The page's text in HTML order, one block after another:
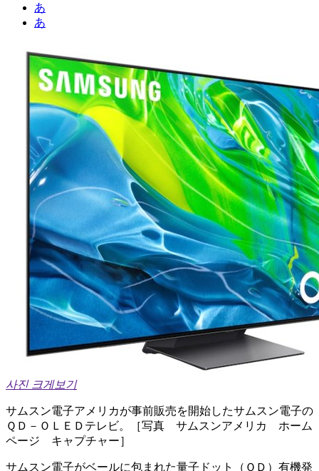
あ
あ
사진 크게보기
サムスン電子アメリカが事前販売を開始したサムスン電子の
ＱＤ－ＯＬＥＤテレビ。［写真 サムスンアメリカ ホーム
ページ キャプチャー］
サムスン電子がベールに包まれた量子ドット（ＱＤ）有機発